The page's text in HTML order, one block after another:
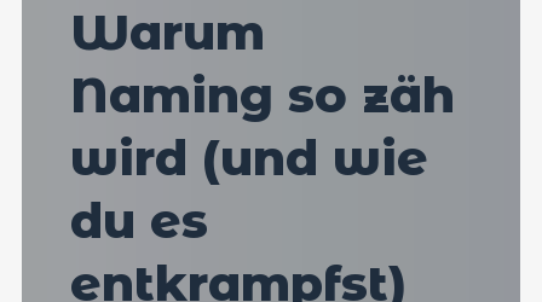
Warum
Naming so zäh
wird (und wie
du es
entkrampfst)